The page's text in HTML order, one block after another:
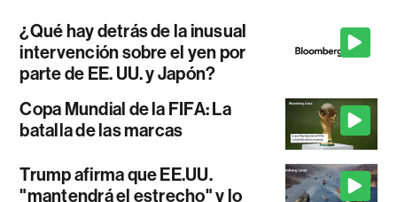
¿Qué hay detrás de la inusual
intervención sobre el yen por
parte de EE. UU. y Japón?
Copa Mundial de la FIFA: La
batalla de las marcas
Trump afirma que EE.UU.
"mantendrá el estrecho" y lo